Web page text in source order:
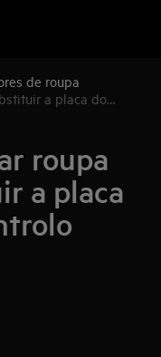
de roupa
a placa do
roupa
a placa